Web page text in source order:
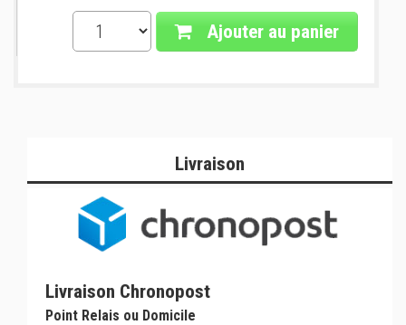
Ajouter au panier
Livraison
Livraison Chronopost
Point Relais ou Domicile